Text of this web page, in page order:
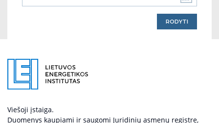
Viešoji įstaiga.
Duomenys kaupiami ir saugomi Juridinių asmenų registre,